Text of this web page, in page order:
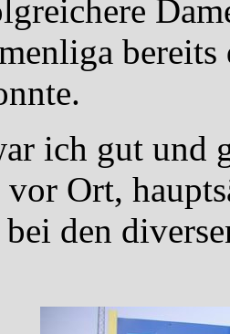
ich gut und
vor Ort,
den